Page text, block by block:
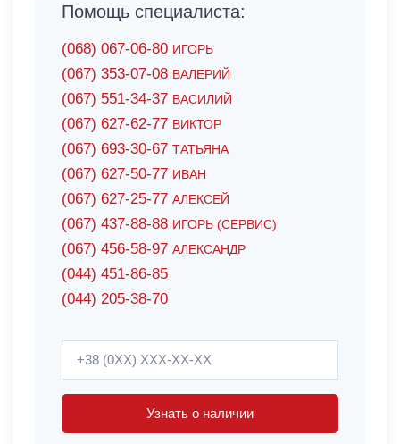
Помощь специалиста:
(068) 067-06-80 ИГОРЬ
(067) 353-07-08 ВАЛЕРИЙ
(067) 551-34-37 ВАСИЛИЙ
(067) 627-62-77 ВИКТОР
(067) 693-30-67 ТАТЬЯНА
(067) 627-50-77 ИВАН
(067) 627-25-77 АЛЕКСЕЙ
(067) 437-88-88 ИГОРЬ (СЕРВИС)
(067) 456-58-97 АЛЕКСАНДР
(044) 451-86-85
(044) 205-38-70
Узнать о наличии